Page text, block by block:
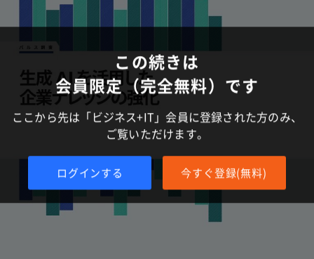
この続きは
会員限定（完全無料）です
ここから先は「ビジネス+IT」会員に登録された方のみ、
ご覧いただけます。
ログインする 今すぐ登録(無料)